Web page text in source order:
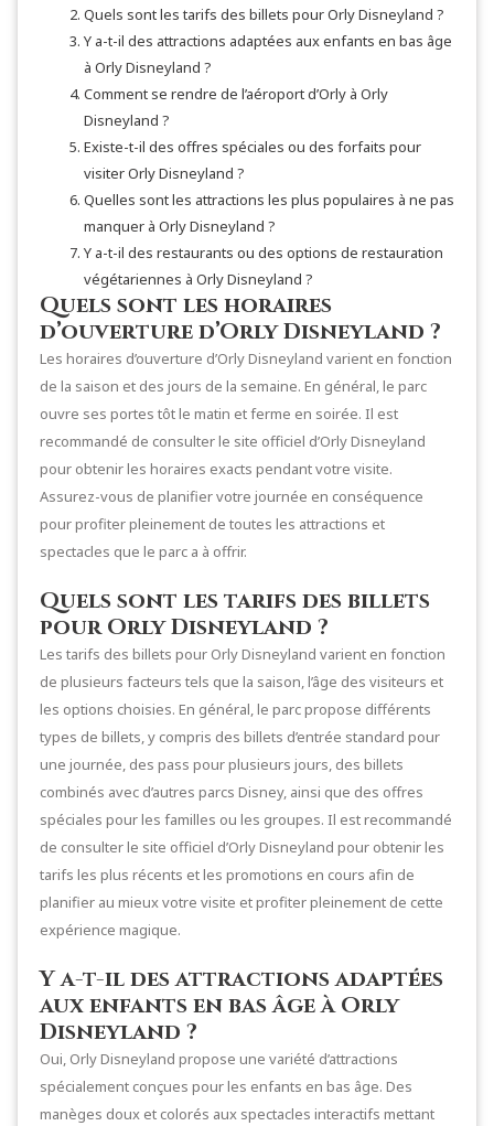
Quels sont les tarifs des billets pour Orly Disneyland ?
Y a-t-il des attractions adaptées aux enfants en bas âge
à Orly Disneyland ?
Comment se rendre de l’aéroport d’Orly à Orly
Disneyland ?
Existe-t-il des offres spéciales ou des forfaits pour
visiter Orly Disneyland ?
Quelles sont les attractions les plus populaires à ne pas
manquer à Orly Disneyland ?
Y a-t-il des restaurants ou des options de restauration
végétariennes à Orly Disneyland ?
Quels sont les horaires
d’ouverture d’Orly Disneyland ?
Les horaires d’ouverture d’Orly Disneyland varient en fonction
de la saison et des jours de la semaine. En général, le parc
ouvre ses portes tôt le matin et ferme en soirée. Il est
recommandé de consulter le site officiel d’Orly Disneyland
pour obtenir les horaires exacts pendant votre visite.
Assurez-vous de planifier votre journée en conséquence
pour profiter pleinement de toutes les attractions et
spectacles que le parc a à offrir.
Quels sont les tarifs des billets
pour Orly Disneyland ?
Les tarifs des billets pour Orly Disneyland varient en fonction
de plusieurs facteurs tels que la saison, l’âge des visiteurs et
les options choisies. En général, le parc propose différents
types de billets, y compris des billets d’entrée standard pour
une journée, des pass pour plusieurs jours, des billets
combinés avec d’autres parcs Disney, ainsi que des offres
spéciales pour les familles ou les groupes. Il est recommandé
de consulter le site officiel d’Orly Disneyland pour obtenir les
tarifs les plus récents et les promotions en cours afin de
planifier au mieux votre visite et profiter pleinement de cette
expérience magique.
Y a-t-il des attractions adaptées
aux enfants en bas âge à Orly
Disneyland ?
Oui, Orly Disneyland propose une variété d’attractions
spécialement conçues pour les enfants en bas âge. Des
manèges doux et colorés aux spectacles interactifs mettant